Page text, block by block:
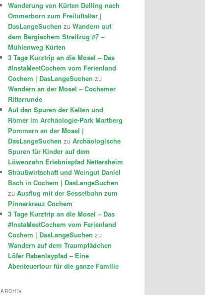
Wanderung von Kürten Delling nach
Ommerborn zum Freiluftaltar |
DasLangeSuchen zu Wandern auf
dem Bergischem Streifzug #7 –
Mühlenweg Kürten
3 Tage Kurztrip an die Mosel – Das
#InstaMeetCochem vom Ferienland
Cochem | DasLangeSuchen zu
Wandern an der Mosel – Cochemer
Ritterrunde
Auf den Spuren der Kelten und
Römer im Archäologie-Park Martberg
Pommern an der Mosel |
DasLangeSuchen zu Archäologische
Spuren für Kinder auf dem
Löwenzahn Erlebnispfad Nettersheim
Straußwirtschaft und Weingut Daniel
Bach in Cochem | DasLangeSuchen
zu Ausflug mit der Sesselbahn zum
Pinnerkreuz Cochem
3 Tage Kurztrip an die Mosel – Das
#InstaMeetCochem vom Ferienland
Cochem | DasLangeSuchen zu
Wandern auf dem Traumpfädchen
Löfer Rabenlaypfad – Eine
Abenteuertour für die ganze Familie
ARCHIV